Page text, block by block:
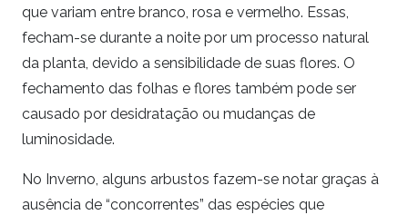
que variam entre branco, rosa e vermelho. Essas,
fecham-se durante a noite por um processo natural
da planta, devido a sensibilidade de suas flores. O
fechamento das folhas e flores também pode ser
causado por desidratação ou mudanças de
luminosidade.
No Inverno, alguns arbustos fazem-se notar graças à
ausência de “concorrentes” das espécies que